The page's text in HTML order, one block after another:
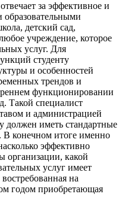
за эффективное и
образовательными
детский сад,
учреждение, которое
услуг. Для
студенту
и особенностей
трендов и
функционировании
Такой специалист
и администрацией
должен иметь стандартные
В конечном итоге именно
эффективно
организации, какой
услуг имеет
на
годом приобретающая